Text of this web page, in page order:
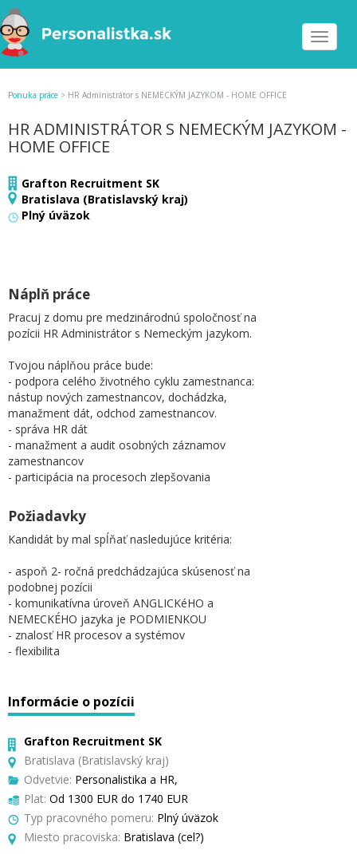
Toggle
Ponuka práce > HR Administrátor s NEMECKÝM JAZYKOM - HOME OFFICE
HR ADMINISTRÁTOR S NEMECKÝM JAZYKOM -
HOME OFFICE
Grafton Recruitment SK
Bratislava (Bratislavský kraj)
Plný úväzok
Náplň práce
Pracuj z domu pre medzinárodnú spoločnosť na
pozícii HR Administrátor s Nemeckým jazykom.
Tvojou náplňou práce bude:
- podpora celého životného cyklu zamestnanca:
nástup nových zamestnancov, dochádzka,
manažment dát, odchod zamestnancov.
- správa HR dát
- manažment a audit osobných záznamov
zamestnancov
- participácia na procesoch zlepšovania
Požiadavky
Kandidát by mal spĺňať nasledujúce kritéria:
- aspoň 2- ročná predchádzajúca skúsenosť na
podobnej pozícii
- komunikatívna úroveň ANGLICKéHO a
NEMECKÉHO jazyka je PODMIENKOU
- znalosť HR procesov a systémov
- flexibilita
Informácie o pozícii
Grafton Recruitment SK
Bratislava (Bratislavský kraj)
Odvetvie: Personalistika a HR,
Plat: Od 1300 EUR do 1740 EUR
Typ pracovného pomeru: Plný úväzok
Miesto pracoviska: Bratislava (cel?)